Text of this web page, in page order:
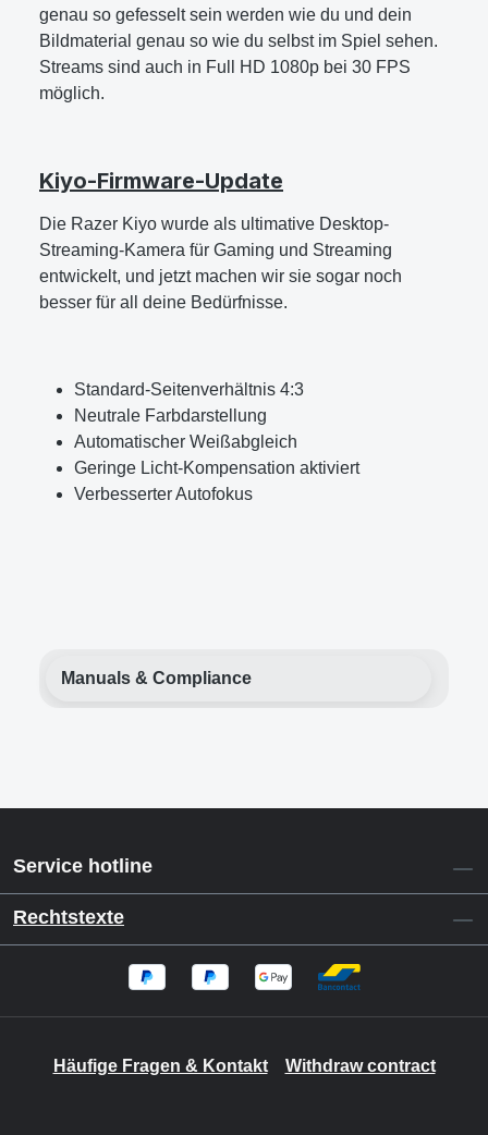
genau so gefesselt sein werden wie du und dein
Bildmaterial genau so wie du selbst im Spiel sehen.
Streams sind auch in Full HD 1080p bei 30 FPS
möglich.
Kiyo-Firmware-Update
Die Razer Kiyo wurde als ultimative Desktop-
Streaming-Kamera für Gaming und Streaming
entwickelt, und jetzt machen wir sie sogar noch
besser für all deine Bedürfnisse.
Standard-Seitenverhältnis 4:3
Neutrale Farbdarstellung
Automatischer Weißabgleich
Geringe Licht-Kompensation aktiviert
Verbesserter Autofokus
Manuals & Compliance
Service hotline
Rechtstexte
Häufige Fragen & Kontakt Withdraw contract